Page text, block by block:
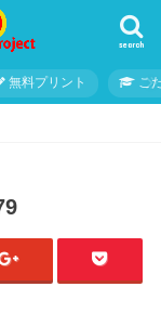
search
無料プリント こ